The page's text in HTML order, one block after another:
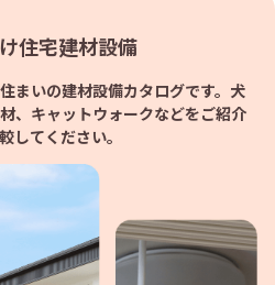
住宅建材設備
まいの建材設備カタログです。 犬
、キャットウォークなどをご紹介
してください。